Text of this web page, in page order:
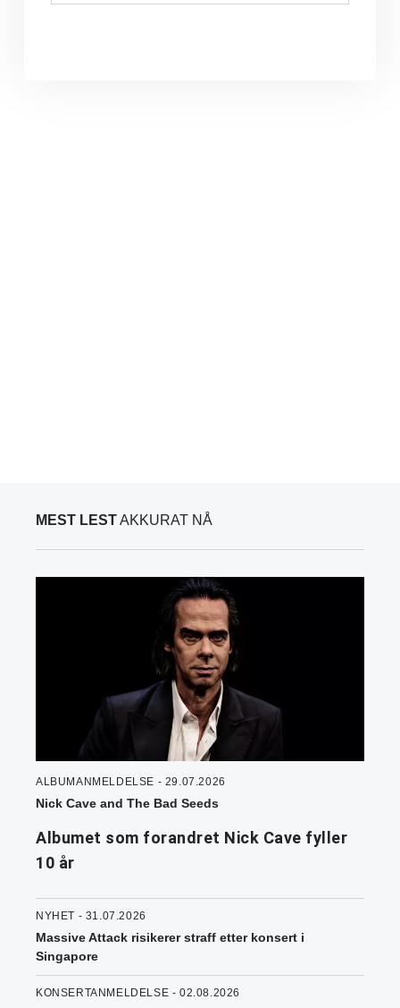
MEST LESTAKKURAT NÅ
ALBUMANMELDELSE - 29.07.2026
Nick Cave and The Bad Seeds
Albumet som forandret Nick Cave fyller
10 år
NYHET - 31.07.2026
Massive Attack risikerer straff etter konsert i
Singapore
KONSERTANMELDELSE - 02.08.2026